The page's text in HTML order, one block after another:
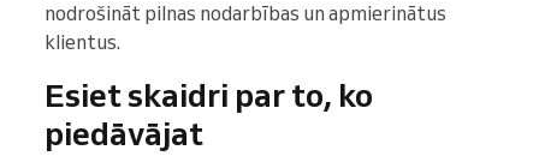
nodrošināt pilnas nodarbības un apmierinātus
klientus.
Esiet skaidri par to, ko
piedāvājat